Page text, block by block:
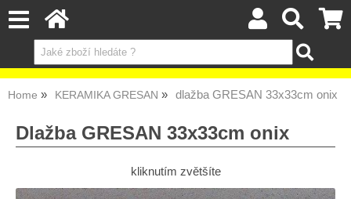
Home KERAMIKA GRESAN dlažba GRESAN 33x33cm onix
Dlažba GRESAN 33x33cm onix
kliknutím zvětšíte